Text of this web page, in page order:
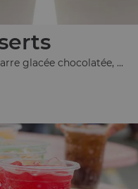
glacée chocolatée, ...